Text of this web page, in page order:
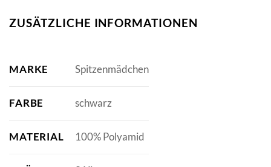
ZUSÄTZLICHE INFORMATIONEN
MARKE Spitzenmädchen
FARBE schwarz
MATERIAL 100% Polyamid